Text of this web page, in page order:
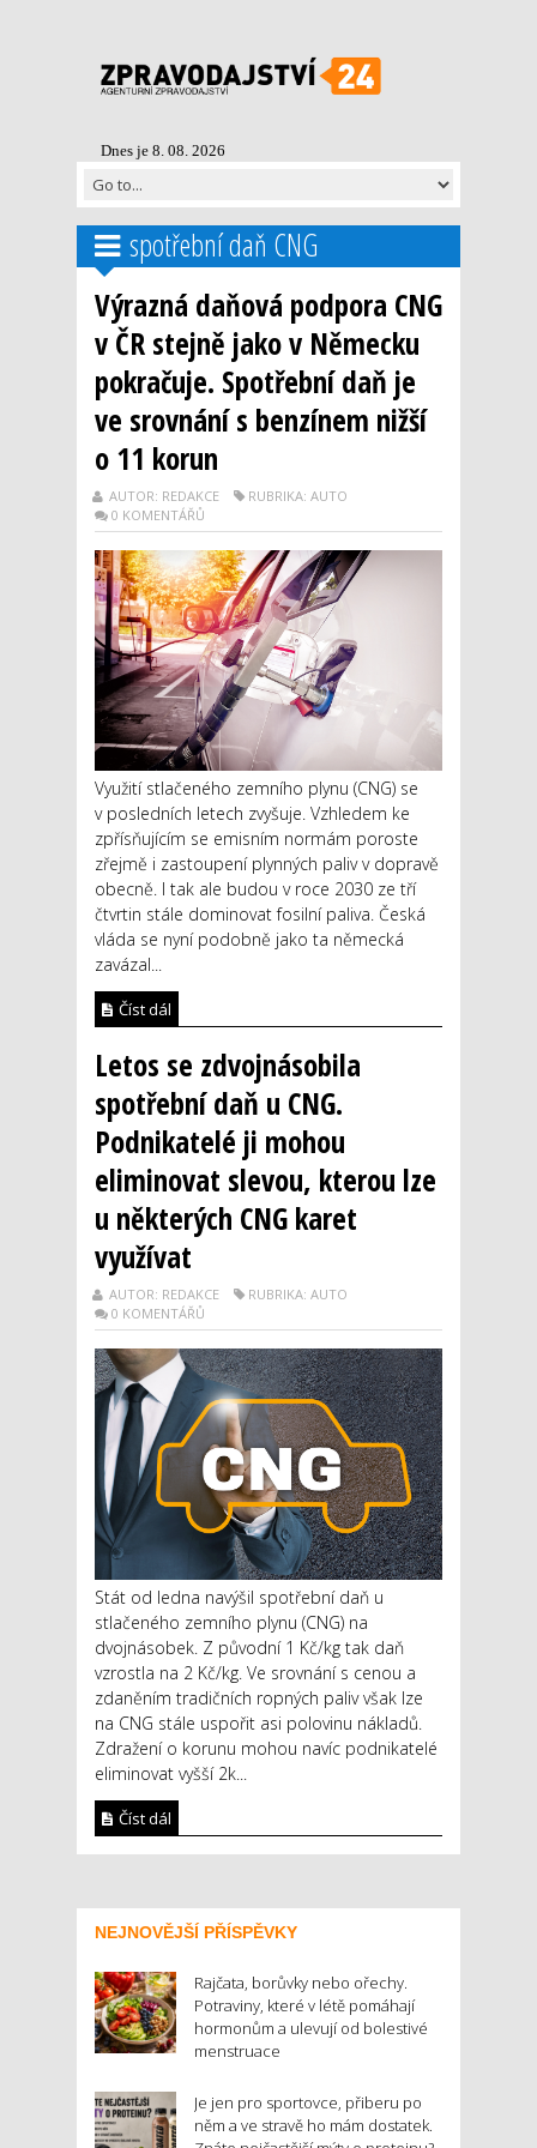
Dnes je 8. 08. 2026
spotřební daň CNG
Výrazná daňová podpora CNG
v ČR stejně jako v Německu
pokračuje. Spotřební daň je
ve srovnání s benzínem nižší
o 11 korun
AUTOR: REDAKCE
RUBRIKA: AUTO
0 KOMENTÁŘŮ
Využití stlačeného zemního plynu (CNG) se
v posledních letech zvyšuje. Vzhledem ke
zpřísňujícím se emisním normám poroste
zřejmě i zastoupení plynných paliv v dopravě
obecně. I tak ale budou v roce 2030 ze tří
čtvrtin stále dominovat fosilní paliva. Česká
vláda se nyní podobně jako ta německá
zavázal...
Číst dál
Letos se zdvojnásobila
spotřební daň u CNG.
Podnikatelé ji mohou
eliminovat slevou, kterou lze
u některých CNG karet
využívat
AUTOR: REDAKCE
RUBRIKA: AUTO
0 KOMENTÁŘŮ
Stát od ledna navýšil spotřební daň u
stlačeného zemního plynu (CNG) na
dvojnásobek. Z původní 1 Kč/kg tak daň
vzrostla na 2 Kč/kg. Ve srovnání s cenou a
zdaněním tradičních ropných paliv však lze
na CNG stále uspořit asi polovinu nákladů.
Zdražení o korunu mohou navíc podnikatelé
eliminovat vyšší 2k...
Číst dál
NEJNOVĚJŠÍ PŘÍSPĚVKY
Rajčata, borůvky nebo ořechy.
Potraviny, které v létě pomáhají
hormonům a ulevují od bolestivé
menstruace
Je jen pro sportovce, přiberu po
něm a ve stravě ho mám dostatek.